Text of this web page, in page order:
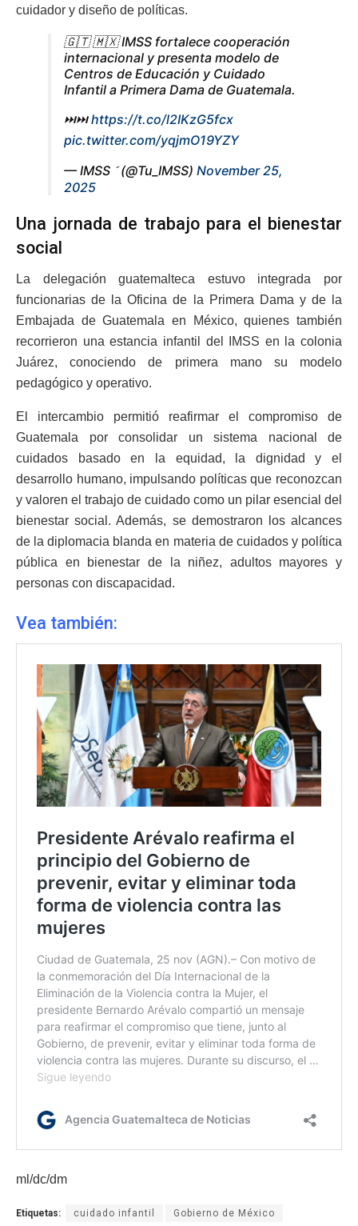
cuidador y diseño de políticas.
🇬🇹 🇲🇽 IMSS fortalece cooperación
internacional y presenta modelo de
Centros de Educación y Cuidado
Infantil a Primera Dama de Guatemala.
⏭️⏭️https://t.co/l2IKzG5fcx
pic.twitter.com/yqjmO19YZY
— IMSS  (@Tu_IMSS) November 25,
2025
Una jornada de trabajo para el bienestar
social
La delegación guatemalteca estuvo integrada por
funcionarias de la Oficina de la Primera Dama y de la
Embajada de Guatemala en México, quienes también
recorrieron una estancia infantil del IMSS en la colonia
Juárez, conociendo de primera mano su modelo
pedagógico y operativo.
El intercambio permitió reafirmar el compromiso de
Guatemala por consolidar un sistema nacional de
cuidados basado en la equidad, la dignidad y el
desarrollo humano, impulsando políticas que reconozcan
y valoren el trabajo de cuidado como un pilar esencial del
bienestar social. Además, se demostraron los alcances
de la diplomacia blanda en materia de cuidados y política
pública en bienestar de la niñez, adultos mayores y
personas con discapacidad.
Vea también:
ml/dc/dm
Etiquetas: cuidado infantil Gobierno de México